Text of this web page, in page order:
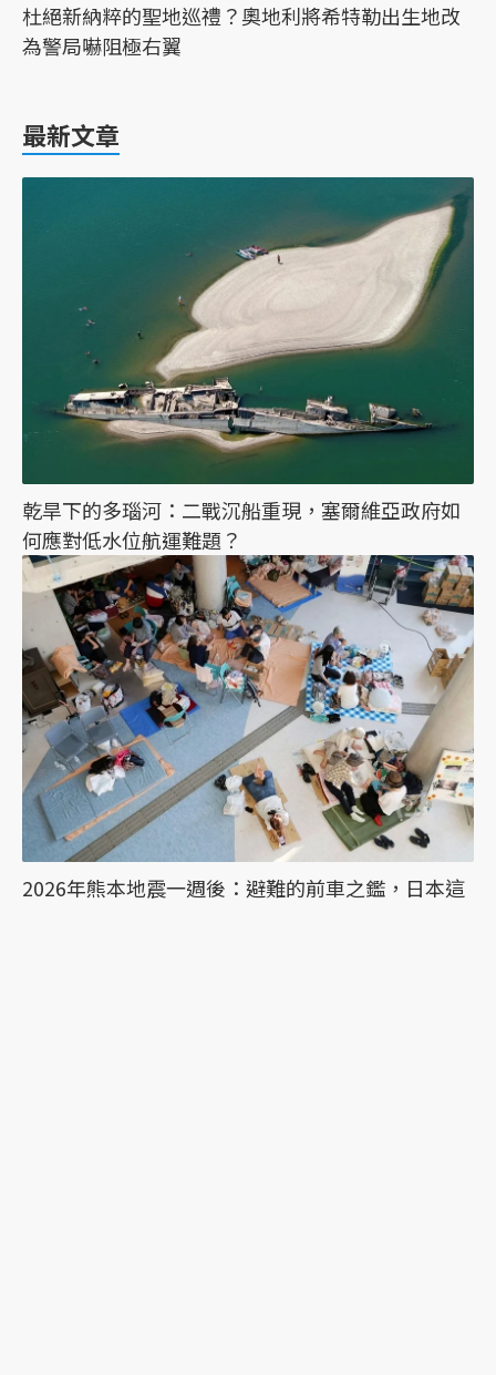
杜絕新納粹的聖地巡禮？奧地利將希特勒出生地改
為警局嚇阻極右翼
最新文章
乾旱下的多瑙河：二戰沉船重現，塞爾維亞政府如
何應對低水位航運難題？
2026年熊本地震一週後：避難的前車之鑑，日本這